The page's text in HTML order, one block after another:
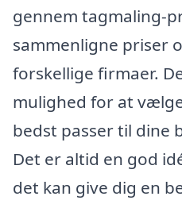
gennem tagmaling-
sammenligne priser
forskellige firmaer.
mulighed for at
bedst passer til dine
Det er altid en god
det kan give dig en